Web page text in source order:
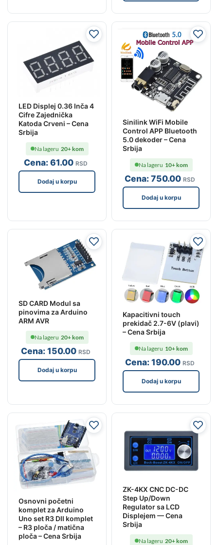
LED Displej 0.36 Inča 4
Cifre Zajednička
Katoda Crveni – Cena
Srbija
Cena:61.00 RSD
Na lageru 20+ kom
Dodaj u korpu
Sinilink WiFi Mobile
Control APP Bluetooth
5.0 dekoder – Cena
Srbija
Cena:750.00 RSD
Na lageru 10+ kom
Dodaj u korpu
SD CARD Modul sa
pinovima za Arduino
ARM AVR
Cena:150.00 RSD
Na lageru 20+ kom
Dodaj u korpu
Kapacitivni touch
prekidač 2.7-6V (plavi)
– Cena Srbija
Cena:190.00 RSD
Na lageru 10+ kom
Dodaj u korpu
Osnovni početni
komplet za Arduino
Uno set R3 DII komplet
– R3 ploča / matična
ploča – Cena Srbija
ZK-4KX CNC DC-DC
Step Up/Down
Regulator sa LCD
Displejem — Cena
Srbija
Na lageru 20+ kom